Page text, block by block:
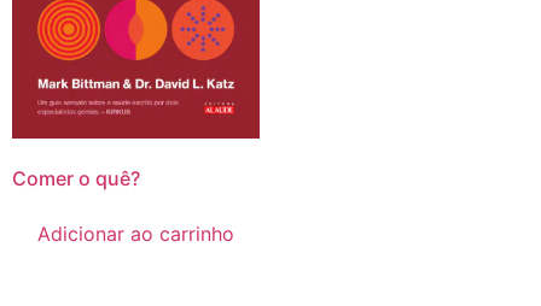
Comer o quê?
Adicionar ao carrinho